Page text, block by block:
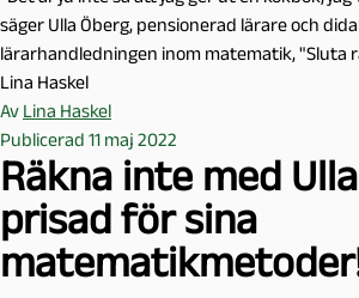
säger Ulla Öberg, pensionerad lärare och
lärarhandledningen inom matematik, "Sluta
Lina Haskel
Av Lina Haskel
Publicerad 11 maj 2022
Räkna inte med
prisad för sina